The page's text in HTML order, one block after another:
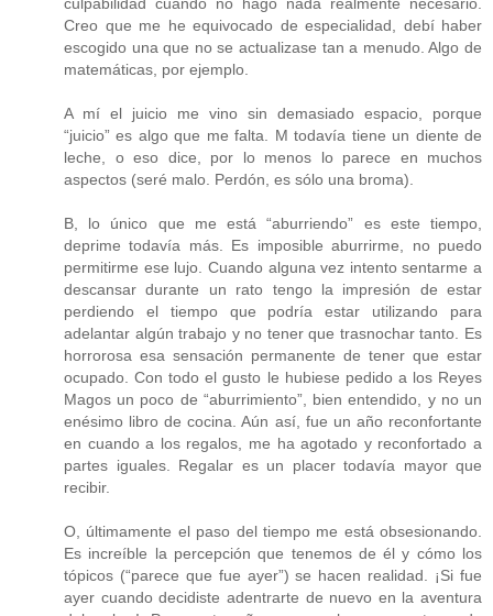
culpabilidad cuando no hago nada realmente necesario.
Creo que me he equivocado de especialidad, debí haber
escogido una que no se actualizase tan a menudo. Algo de
matemáticas, por ejemplo.
A mí el juicio me vino sin demasiado espacio, porque
“juicio” es algo que me falta. M todavía tiene un diente de
leche, o eso dice, por lo menos lo parece en muchos
aspectos (seré malo. Perdón, es sólo una broma).
B, lo único que me está “aburriendo” es este tiempo,
deprime todavía más. Es imposible aburrirme, no puedo
permitirme ese lujo. Cuando alguna vez intento sentarme a
descansar durante un rato tengo la impresión de estar
perdiendo el tiempo que podría estar utilizando para
adelantar algún trabajo y no tener que trasnochar tanto. Es
horrorosa esa sensación permanente de tener que estar
ocupado. Con todo el gusto le hubiese pedido a los Reyes
Magos un poco de “aburrimiento”, bien entendido, y no un
enésimo libro de cocina. Aún así, fue un año reconfortante
en cuando a los regalos, me ha agotado y reconfortado a
partes iguales. Regalar es un placer todavía mayor que
recibir.
O, últimamente el paso del tiempo me está obsesionando.
Es increíble la percepción que tenemos de él y cómo los
tópicos (“parece que fue ayer”) se hacen realidad. ¡Si fue
ayer cuando decidiste adentrarte de nuevo en la aventura